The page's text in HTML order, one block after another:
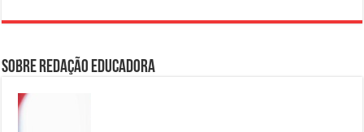
Sobre Redação Educadora